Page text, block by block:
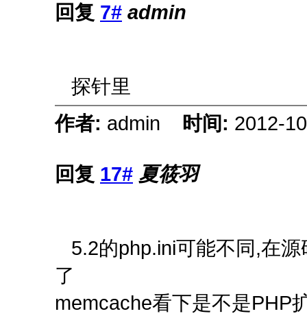
回复 7# admin
探针里
作者: admin 时间: 2012-
回复 17# 夏筱羽
5.2的php.ini可能不同,在
了
memcache看下是不是PHP